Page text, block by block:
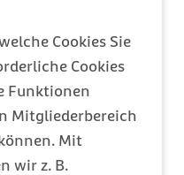
Cookies Sie
Cookies
Funktionen
Mitgliederbereich
Mit
wir z. B.